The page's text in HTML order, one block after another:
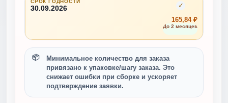
СРОК ГОДНОСТИ
30.09.2026
165,84 ₽
До 2 месяцев
✓
Минимальное количество для заказа
привязано к упаковке/шагу заказа. Это
снижает ошибки при сборке и ускоряет
подтверждение заявки.